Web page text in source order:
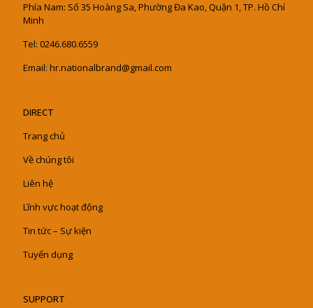
Phía Nam: Số 35 Hoàng Sa, Phường Đa Kao, Quận 1, TP. Hồ Chí
Minh
Tel: 0246.680.6559
Email: hr.nationalbrand@gmail.com
DIRECT
Trang chủ
Về chúng tôi
Liên hệ
Lĩnh vực hoạt động
Tin tức – Sự kiện
Tuyển dụng
SUPPORT